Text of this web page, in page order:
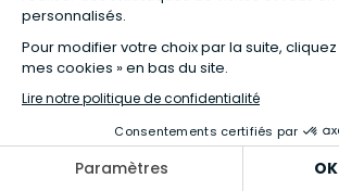
👶 Le choix d’un puzzle dépend avant
capacités et des centres d’intérêt de l’enfant.
les puzzles à encastrement, les grosses
ou les modèles en bois sont
quotidien ou les couleurs tout en
Pour les enfants plus grands, les puzzles
pièces offrent un défi plus stimulant. Ils